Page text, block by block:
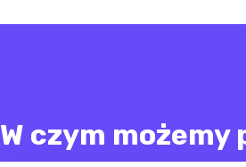
W czym możemy